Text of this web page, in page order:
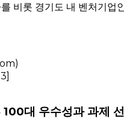
비롯 경기도 내 벤처기업
100대 우수성과 과제